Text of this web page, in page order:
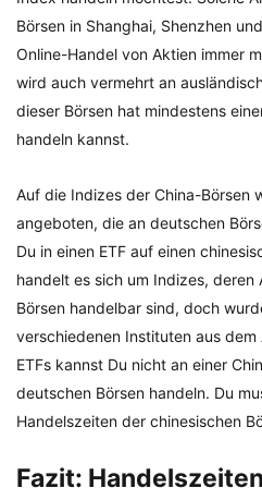
Börsen in Shanghai, Shenzhen
Online-Handel von Aktien immer
wird auch vermehrt an
dieser Börsen hat mindestens
handeln kannst.
Auf die Indizes der China-Börsen
angeboten, die an deutschen
Du in einen ETF auf einen
handelt es sich um Indizes,
Börsen handelbar sind, doch
verschiedenen Instituten aus
ETFs kannst Du nicht an einer
deutschen Börsen handeln. Du
Handelszeiten der chinesischen
Fazit: